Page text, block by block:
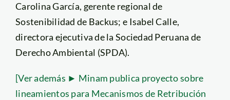
Carolina García, gerente regional de
Sostenibilidad de Backus; e Isabel Calle,
directora ejecutiva de la Sociedad Peruana de
Derecho Ambiental (SPDA).
[Ver además ► Minam publica proyecto sobre
lineamientos para Mecanismos de Retribución